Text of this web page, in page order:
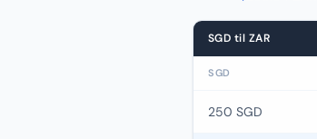
SGD til ZAR
SGD
250 SGD